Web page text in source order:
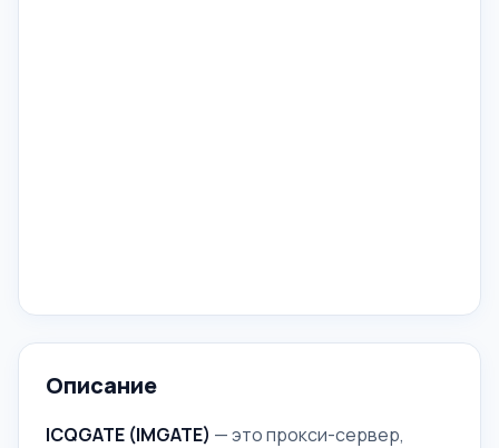
Описание
ICQGATE (IMGATE) — это прокси-сервер,